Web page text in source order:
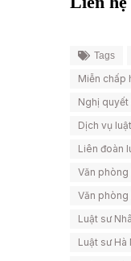
Tags
Miễn chấp
Nghị
Dịch vụ
Liên đoàn
Văn phòng
Văn phòng
Luật sư
Luật sư Hà